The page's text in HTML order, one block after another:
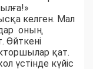
келген. Мал
оның
Өйткені
қат.
үстінде күйіс